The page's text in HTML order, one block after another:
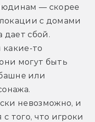
— скорее
локации с домами
дает сбой.
то
могут быть
или
невозможно, и
того, что игроки